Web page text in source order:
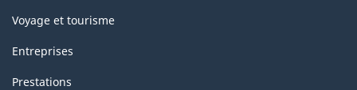
Voyage et tourisme
Entreprises
Prestations